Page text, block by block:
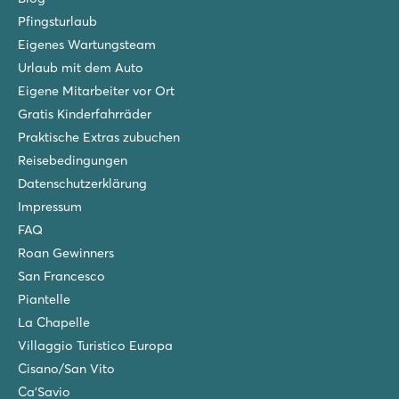
★ ★
2 Poolbereiche mit Kinderbecken und Rutschen
Mobilheime oftmals herrlich schattig gelegen
Marina di Venezia
Marina di Venezia
★ ★ ★ ★
Großer Wasserpark mit insgesamt 10 Pools
Unterkünfte mit rundherum viel Platz und Schatten
Nicht weit vom geselligen Lido di Jesolo
Tenuta Primero
Italien - Norditalien - Adriaküste - Grado
★
Pfingsturlaub
Eigenes Wartungsteam
Urlaub mit dem Auto
Eigene Mitarbeiter vor Ort
Gratis Kinderfahrräder
Praktische Extras zubuchen
Reisebedingungen
Datenschutzerklärung
Impressum
FAQ
Roan Gewinners
San Francesco
Piantelle
La Chapelle
Villaggio Turistico Europa
Cisano/San Vito
Ca'Savio